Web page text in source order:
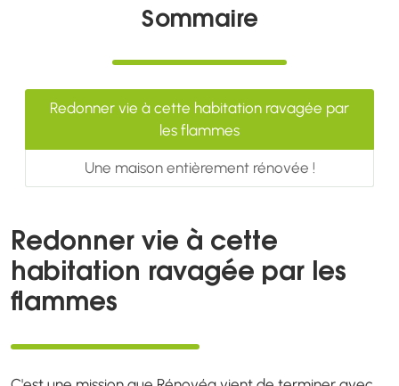
Redonner vie à cette
habitation ravagée par les
flammes
Sommaire
Redonner vie à cette habitation ravagée par
les flammes
Une maison entièrement rénovée !